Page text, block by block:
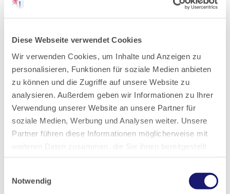
Diese Webseite verwendet Cookies
Wir verwenden Cookies, um Inhalte und Anzeigen zu
personalisieren, Funktionen für soziale Medien anbieten
zu können und die Zugriffe auf unsere Website zu
analysieren. Außerdem geben wir Informationen zu Ihrer
Verwendung unserer Website an unsere Partner für
soziale Medien, Werbung und Analysen weiter. Unsere
Partner führen diese Informationen möglicherweise mit
weiteren Daten zusammen, die Sie ihnen bereitgestellt
haben oder die sie im Rahmen Ihrer Nutzung der Dienste
Notwendig
2022
2021
2020
2019